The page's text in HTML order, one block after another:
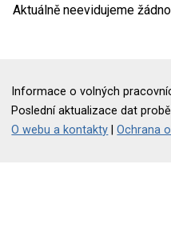
Aktuálně neevidujeme
Informace o volných
Poslední aktualizace dat
O webu a kontakty |Ochrana